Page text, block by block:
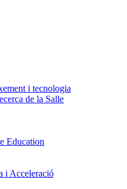
i tecnologia
de la Salle
Education
i Acceleració